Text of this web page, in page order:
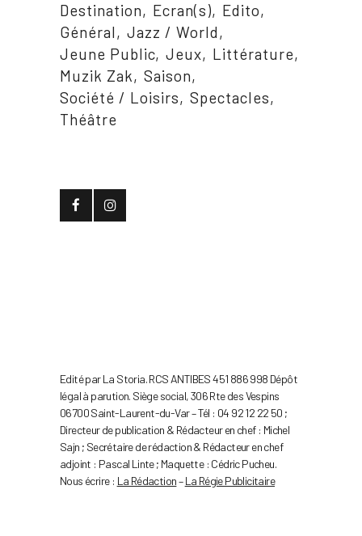
Destination
Ecran(s)
Edito
Général
Jazz / World
Jeune Public Jeux
Littérature
Muzik Zak
Saison
Société / Loisirs
Spectacles
Théâtre
Edité par La Storia. RCS ANTIBES 451 886 998 Dépôt
légal à parution. Siège social, 306 Rte des Vespins
06700 Saint-Laurent-du-Var – Tél : 04 92 12 22 50 ;
Directeur de publication & Rédacteur en chef : Michel
Sajn ; Secrétaire de rédaction & Rédacteur en chef
adjoint : Pascal Linte ; Maquette : Cédric Pucheu.
Nous écrire : La Rédaction–La Régie Publicitaire